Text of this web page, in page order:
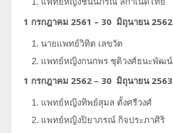
1 กรกฎาคม 2561 – 30 มิถุนายน 2562
นายแพทย์วิทิต เลขวัต
แพทย์หญิงกนกพร ชุติวงศ์ธนะพัฒน์
1 กรกฎาคม 2562 – 30 มิถุนายน 2563
แพทย์หญิงทิพย์สุมล ตั้งศรีวงศ์
แพทย์หญิงปิยาภรณ์ กิจประภาศิริ